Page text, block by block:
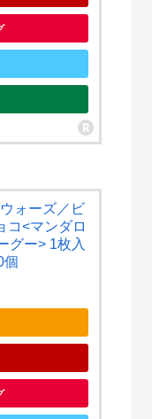
ォーズ／ビ
コ<マンダロ
グー> 1枚入
個